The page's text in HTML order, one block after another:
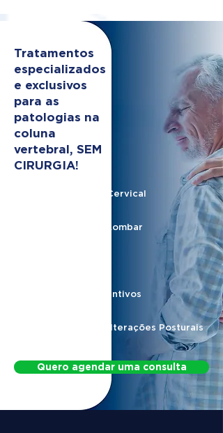
Tratamentos
especializados
e exclusivos
para as
patologias na
coluna
vertebral, SEM
CIRURGIA!
Hérnia de Disco Cervical
Hérnia de Disco Lombar
Protocolos Preventivos
Protocolo para Alterações Posturais
Quero agendar uma consulta